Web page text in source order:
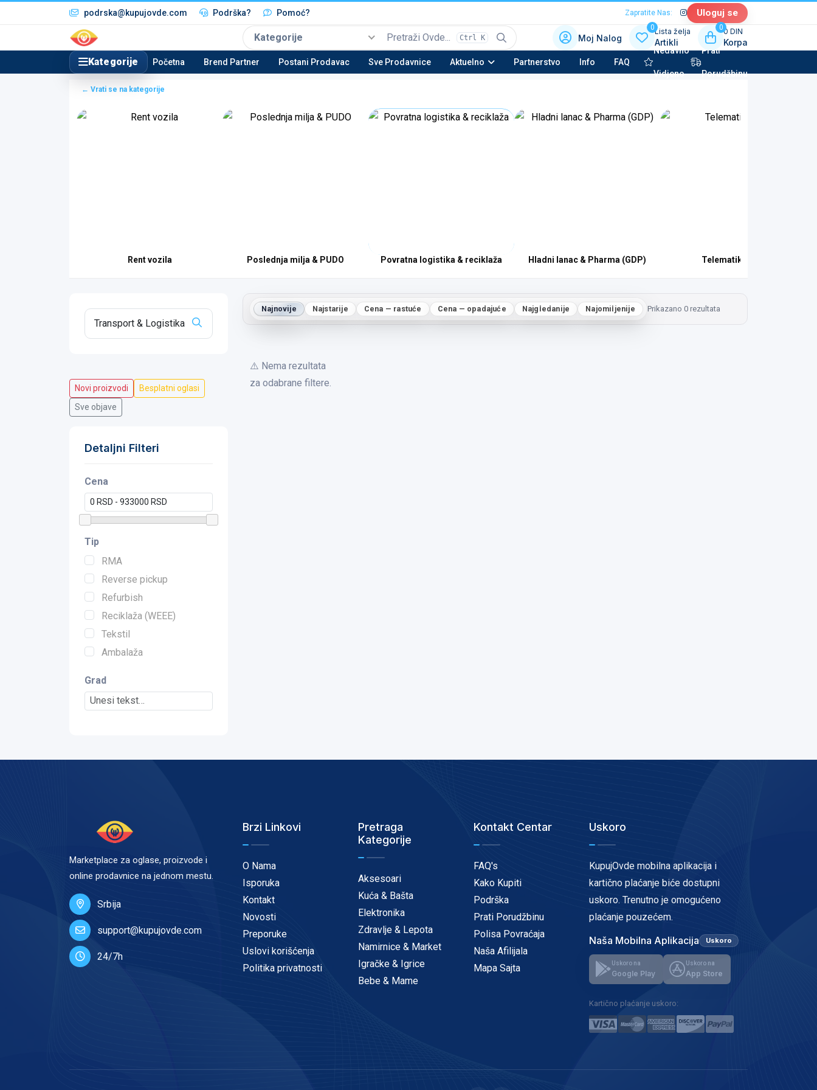
podrska@kupujovde.com Podrška? Pomoć? Zapratite Nas: Uloguj se
Kategorije
Top kategorije Izaberi kategoriju sa slikama
Ctrl K Moj Nalog
0Lista želja
Artikli
00 DIN
Korpa
Kategorije Početna Brend Partner Postani Prodavac Sve Prodavnice Aktuelno Partnerstvo Info FAQ
Nedavno
Vidjeno
Prati
Porudžbinu
← Vrati se na kategorije
Rent vozila Poslednja milja & PUDO Povratna logistika & reciklaža Hladni lanac & Pharma (GDP) Telematika & IT
Novi proizvodi
Besplatni oglasi
Sve objave
Detaljni Filteri
Cena
Tip
RMA
Reverse pickup
Refurbish
Reciklaža (WEEE)
Tekstil
Ambalaža
Grad
Najnovije Najstarije Cena — rastuće Cena — opadajuće Najgledanije Najomiljenije Prikazano 0 rezultata
⚠️ Nema rezultata
za odabrane filtere.
Marketplace za oglase, proizvode i
online prodavnice na jednom mestu.
Srbija
support@kupujovde.com
24/7h
Brzi Linkovi
O Nama
Isporuka
Kontakt
Novosti
Preporuke
Uslovi korišćenja
Politika privatnosti
Pretraga
Kategorije
Aksesoari
Kuća & Bašta
Elektronika
Zdravlje & Lepota
Namirnice & Market
Igračke & Igrice
Bebe & Mame
Kontakt Centar
FAQ's
Kako Kupiti
Podrška
Prati Porudžbinu
Polisa Povraćaja
Naša Afilijala
Mapa Sajta
Uskoro
KupujOvde mobilna aplikacija i
kartično plaćanje biće dostupni
uskoro. Trenutno je omogućeno
plaćanje pouzećem.
Naša Mobilna Aplikacija Uskoro
Uskoro na
Google Play
Uskoro na
App Store
Kartično plaćanje uskoro: